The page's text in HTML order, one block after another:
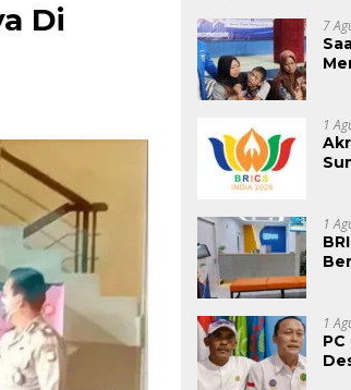
Di
7
1
1
1
PC